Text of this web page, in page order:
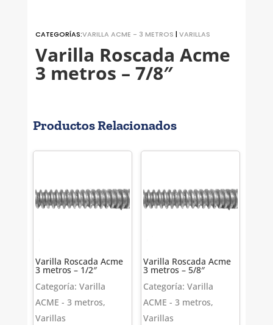
CATEGORÍAS:VARILLA ACME - 3 METROS |VARILLAS
Varilla Roscada Acme
3 metros – 7/8″
Productos Relacionados
Varilla Roscada Acme
3 metros – 1/2″
Categoría: Varilla
ACME - 3 metros,
Varillas
Varilla Roscada Acme
3 metros – 5/8″
Categoría: Varilla
ACME - 3 metros,
Varillas